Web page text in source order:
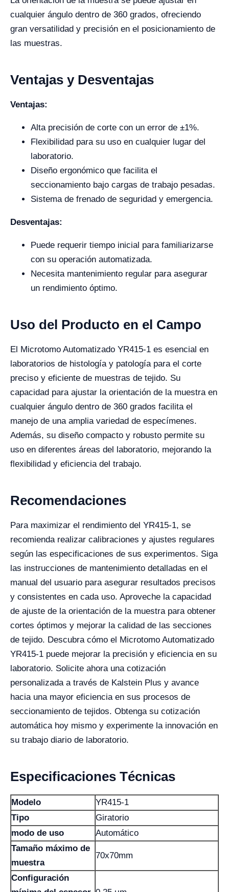
cualquier ángulo dentro de 360 grados, ofreciendo
gran versatilidad y precisión en el posicionamiento de
las muestras.
Ventajas y Desventajas
Ventajas:
Alta precisión de corte con un error de ±1%.
Flexibilidad para su uso en cualquier lugar del
laboratorio.
Diseño ergonómico que facilita el
seccionamiento bajo cargas de trabajo pesadas.
Sistema de frenado de seguridad y emergencia.
Desventajas:
Puede requerir tiempo inicial para familiarizarse
con su operación automatizada.
Necesita mantenimiento regular para asegurar
un rendimiento óptimo.
Uso del Producto en el Campo
El Microtomo Automatizado YR415-1 es esencial en
laboratorios de histología y patología para el corte
preciso y eficiente de muestras de tejido. Su
capacidad para ajustar la orientación de la muestra en
cualquier ángulo dentro de 360 grados facilita el
manejo de una amplia variedad de especímenes.
Además, su diseño compacto y robusto permite su
uso en diferentes áreas del laboratorio, mejorando la
flexibilidad y eficiencia del trabajo.
Recomendaciones
Para maximizar el rendimiento del YR415-1, se
recomienda realizar calibraciones y ajustes regulares
según las especificaciones de sus experimentos. Siga
las instrucciones de mantenimiento detalladas en el
manual del usuario para asegurar resultados precisos
y consistentes en cada uso. Aproveche la capacidad
de ajuste de la orientación de la muestra para obtener
cortes óptimos y mejorar la calidad de las secciones
de tejido. Descubra cómo el Microtomo Automatizado
YR415-1 puede mejorar la precisión y eficiencia en su
laboratorio. Solicite ahora una cotización
personalizada a través de Kalstein Plus y avance
hacia una mayor eficiencia en sus procesos de
seccionamiento de tejidos. Obtenga su cotización
automática hoy mismo y experimente la innovación en
su trabajo diario de laboratorio.
Especificaciones Técnicas
Modelo
YR415-1
Tipo
Giratorio
modo de uso
Automático
Tamaño máximo de
muestra
70x70mm
Configuración